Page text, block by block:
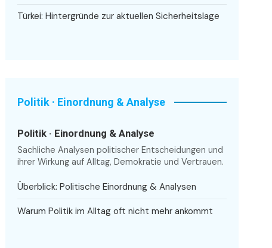
Türkei: Hintergründe zur aktuellen Sicherheitslage
Politik · Einordnung & Analyse
Politik · Einordnung & Analyse
Sachliche Analysen politischer Entscheidungen und
ihrer Wirkung auf Alltag, Demokratie und Vertrauen.
Überblick: Politische Einordnung & Analysen
Warum Politik im Alltag oft nicht mehr ankommt